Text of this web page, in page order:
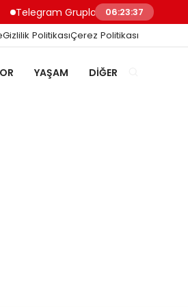
Grupları ile Doğru Topluluğa
06:23:38
Gizlilik PolitikasıÇerez Politikası
YAŞAM DIĞER